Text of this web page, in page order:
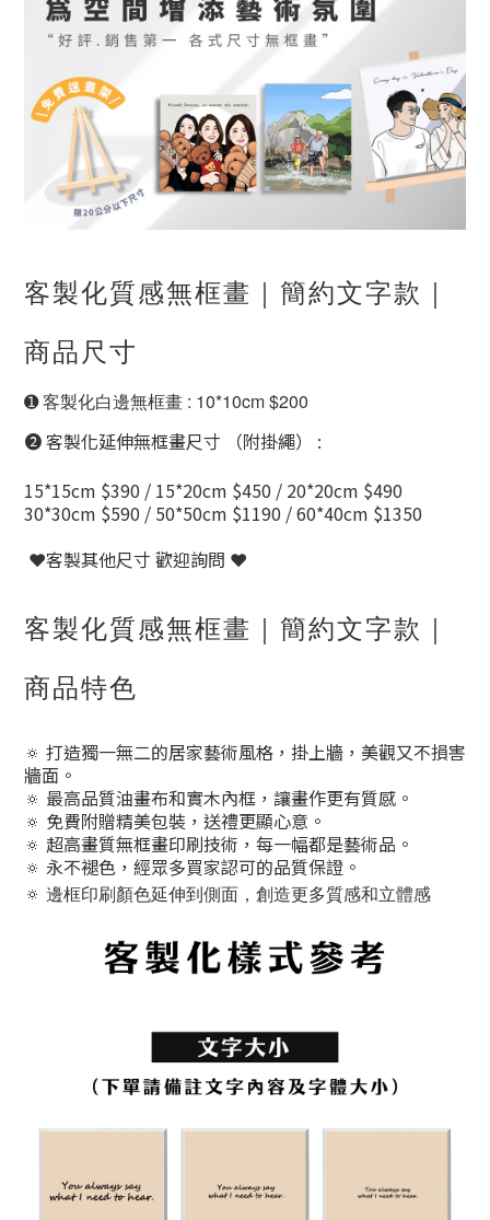
客製化質感無框畫｜ 簡約文字款
商品尺寸
➊ 客製化白邊無框畫 : 10*10cm $200
➋ 客製化延伸無框畫尺寸 （附掛繩） :
15*15cm $390 / 15*20cm $450 / 20*20cm $490
30*30cm $590 / 50*50cm $1190 / 60*40cm $1350
❤️客製其他尺寸 歡迎詢問 ❤️
客製化質感無框畫｜簡約文字款｜
商品特色
🔅 打造獨一無二的居家藝術風格，掛上牆，美觀又不損害
牆面。
🔅 最高品質油畫布和實木內框，讓畫作更有質感。
🔅 免費附贈精美包裝，送禮更顯心意。
🔅 超高畫質無框畫印刷技術，每一幅都是藝術品。
🔅 永不褪色，經眾多買家認可的品質保證。
🔅 邊框印刷顏色延伸到側面，創造更多質感和立體感